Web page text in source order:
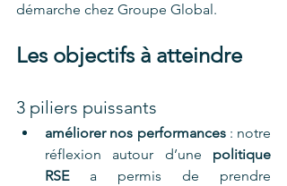
démarche chez Groupe Global.
Les objectifs à atteindre
3 piliers puissants
améliorer nos performances : notre
réflexion autour d’une politique
RSE a permis de prendre